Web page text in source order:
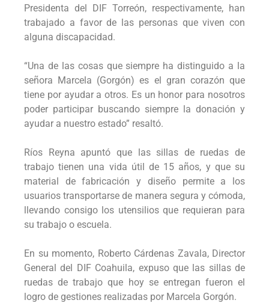
Presidenta del DIF Torreón, respectivamente, han
trabajado a favor de las personas que viven con
alguna discapacidad.
“Una de las cosas que siempre ha distinguido a la
señora Marcela (Gorgón) es el gran corazón que
tiene por ayudar a otros. Es un honor para nosotros
poder participar buscando siempre la donación y
ayudar a nuestro estado” resaltó.
Ríos Reyna apuntó que las sillas de ruedas de
trabajo tienen una vida útil de 15 años, y que su
material de fabricación y diseño permite a los
usuarios transportarse de manera segura y cómoda,
llevando consigo los utensilios que requieran para
su trabajo o escuela.
En su momento, Roberto Cárdenas Zavala, Director
General del DIF Coahuila, expuso que las sillas de
ruedas de trabajo que hoy se entregan fueron el
logro de gestiones realizadas por Marcela Gorgón.